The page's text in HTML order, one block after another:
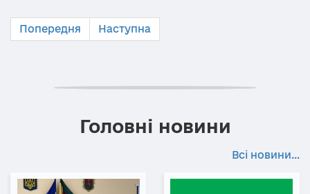
Попередня Наступна
Головні новини
Всі новини...